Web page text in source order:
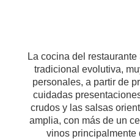
La cocina del
tradicional evolutiva,
personales, a partir de
cuidadas
crudos y las salsas
amplia, con más de un
vinos principalmente